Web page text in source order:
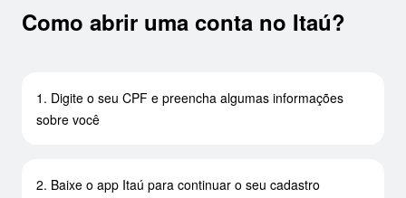
Como abrir uma conta no Itaú?
1. Digite o seu CPF e preencha algumas informações
sobre você
2. Baixe o app Itaú para continuar o seu cadastro